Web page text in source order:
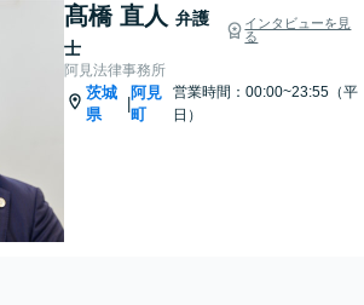
髙橋 直人 弁護
士
インタビューを見
る
阿見法律事務所
茨城
県
|
阿見
町
営業時間：00:00~23:55（平
日）